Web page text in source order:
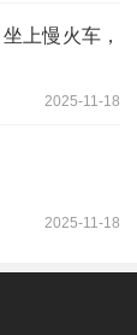
上慢火车，
2025-11-18
2025-11-18